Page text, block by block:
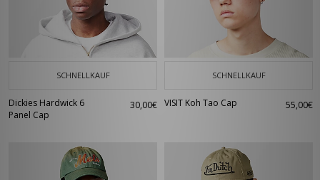
SCHNELLKAUF
Dickies Hardwick 6
Panel Cap
30,00€
SCHNELLKAUF
VISIT Koh Tao Cap 55,00€